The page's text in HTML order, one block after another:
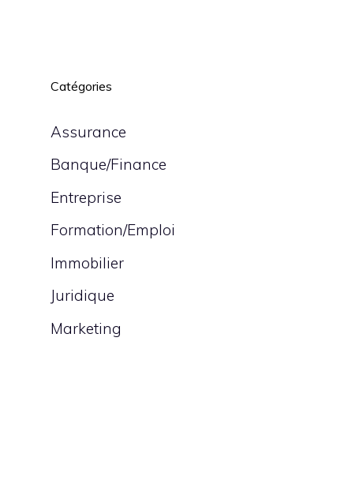
Catégories
Assurance
Banque/Finance
Entreprise
Formation/Emploi
Immobilier
Juridique
Marketing